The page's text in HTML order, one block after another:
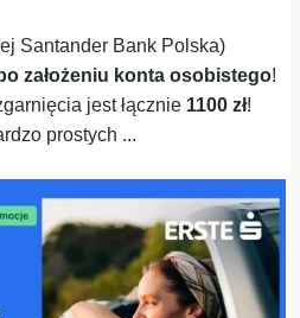
Santander Bank Polska)
założeniu konta osobistego!
jest łącznie 1100 zł!
prostych ...